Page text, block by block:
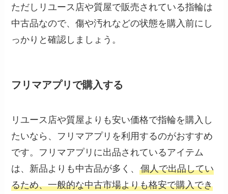
ただしリユース店や質屋で販売されている指輪は
中古品なので、傷や汚れなどの状態を購入前にし
っかりと確認しましょう。
フリマアプリで購入する
リユース店や質屋よりも安い価格で指輪を購入し
たいなら、フリマアプリを利用するのがおすすめ
です。フリマアプリに出品されているアイテム
は、新品よりも中古品が多く、個人で出品してい
るため、一般的な中古市場よりも格安で購入でき